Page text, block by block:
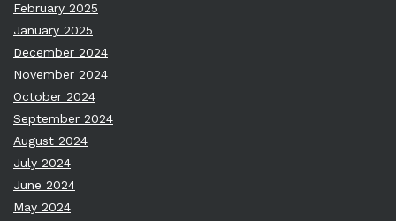
February 2025
January 2025
December 2024
November 2024
October 2024
September 2024
August 2024
July 2024
June 2024
May 2024